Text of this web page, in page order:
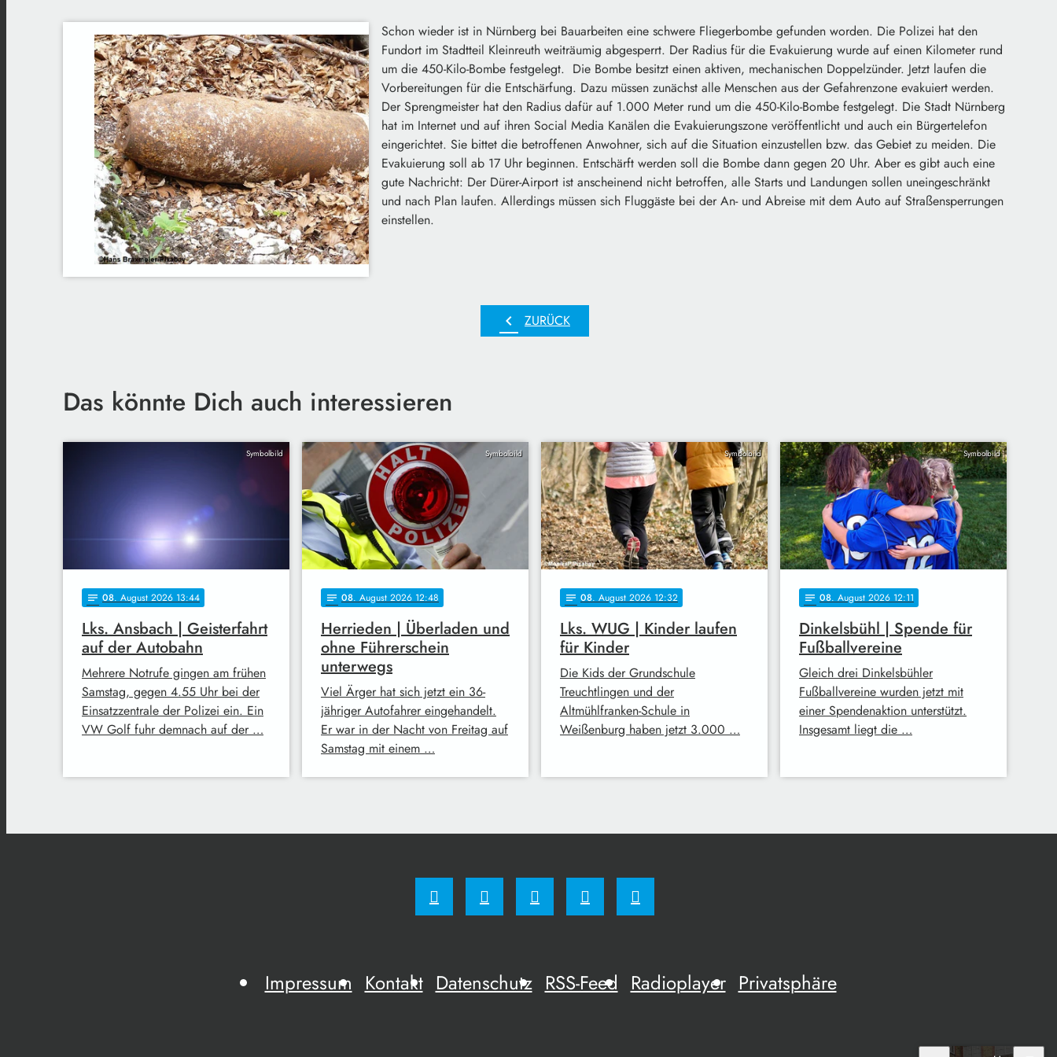
Schon wieder ist in Nürnberg bei Bauarbeiten eine schwere Fliegerbombe gefunden worden. Die Polizei hat den
Fundort im Stadtteil Kleinreuth weiträumig abgesperrt. Der Radius für die Evakuierung wurde auf einen Kilometer rund
um die 450-Kilo-Bombe festgelegt. Die Bombe besitzt einen aktiven, mechanischen Doppelzünder. Jetzt laufen die
Vorbereitungen für die Entschärfung. Dazu müssen zunächst alle Menschen aus der Gefahrenzone evakuiert werden.
Der Sprengmeister hat den Radius dafür auf 1.000 Meter rund um die 450-Kilo-Bombe festgelegt. Die Stadt Nürnberg
hat im Internet und auf ihren Social Media Kanälen die Evakuierungszone veröffentlicht und auch ein Bürgertelefon
eingerichtet. Sie bittet die betroffenen Anwohner, sich auf die Situation einzustellen bzw. das Gebiet zu meiden. Die
Evakuierung soll ab 17 Uhr beginnen. Entschärft werden soll die Bombe dann gegen 20 Uhr. Aber es gibt auch eine
gute Nachricht: Der Dürer-Airport ist anscheinend nicht betroffen, alle Starts und Landungen sollen uneingeschränkt
und nach Plan laufen. Allerdings müssen sich Fluggäste bei der An- und Abreise mit dem Auto auf Straßensperrungen
einstellen.
chevron_left ZURÜCK
Das könnte Dich auch interessieren
Symbolbild
notes 08. August 2026 13:44
Lks. Ansbach | Geisterfahrt
auf der Autobahn
Mehrere Notrufe gingen am frühen
Samstag, gegen 4.55 Uhr bei der
Einsatzzentrale der Polizei ein. Ein
VW Golf fuhr demnach auf der …
Symbolbild
notes 08. August 2026 12:48
Herrieden | Überladen und
ohne Führerschein
unterwegs
Viel Ärger hat sich jetzt ein 36-
jähriger Autofahrer eingehandelt.
Er war in der Nacht von Freitag auf
Samstag mit einem …
Symbolbild
notes 08. August 2026 12:32
Lks. WUG | Kinder laufen
für Kinder
Die Kids der Grundschule
Treuchtlingen und der
Altmühlfranken-Schule in
Weißenburg haben jetzt 3.000 …
Symbolbild
notes 08. August 2026 12:11
Dinkelsbühl | Spende für
Fußballvereine
Gleich drei Dinkelsbühler
Fußballvereine wurden jetzt mit
einer Spendenaktion unterstützt.
Insgesamt liegt die …
Impressum Kontakt Datenschutz RSS-Feed Radioplayer Privatsphäre